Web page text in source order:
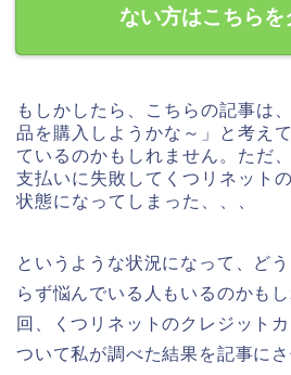
ない方はこちらを
もしかしたら、こちらの記事は
品を購入しようかな～」と考え
ているのかもしれません。ただ
支払いに失敗してくつリネット
状態になってしまった、、、
というような状況になって、ど
らず悩んでいる人もいるのかも
回、くつリネットのクレジット
ついて私が調べた結果を記事にさ